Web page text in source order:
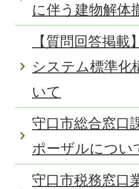
に伴う建物解体
【質問回答掲
システム標準化
いて
守口市総合窓口
ポーザルについ
守口市税務窓口